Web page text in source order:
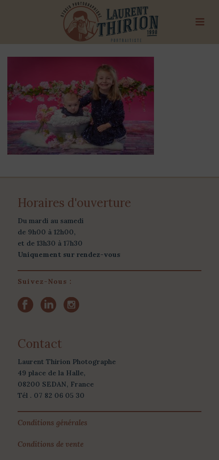
Horaires d'ouverture
Du mardi au samedi
de 9h00 à 12h00,
et de 13h30 à 17h30
Uniquement sur rendez-vous
Suivez-Nous :
Contact
Laurent Thirion Photographe
49 place de la Halle,
08200 SEDAN, France
Tél . 07 82 06 05 30
Conditions générales
Conditions de vente